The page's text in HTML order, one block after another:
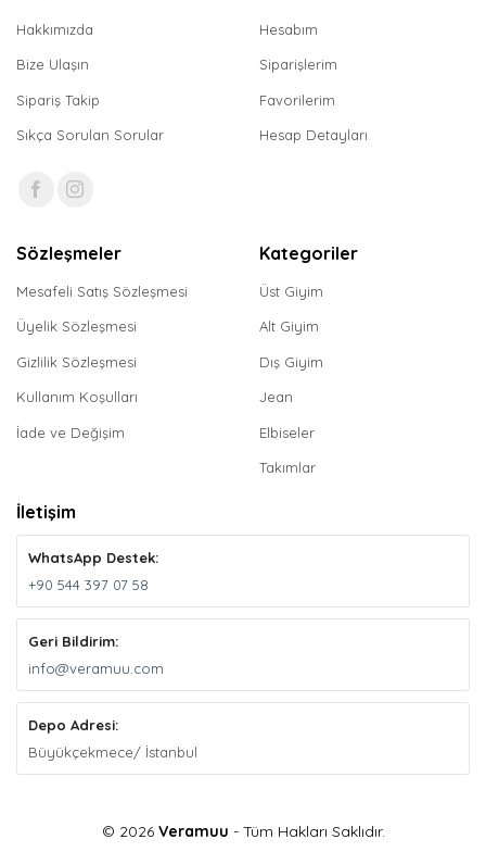
Hakkımızda
Bize Ulaşın
Sipariş Takip
Sıkça Sorulan Sorular
Hesabım
Siparişlerim
Favorilerim
Hesap Detayları
Sözleşmeler
Mesafeli Satış Sözleşmesi
Üyelik Sözleşmesi
Gizlilik Sözleşmesi
Kullanım Koşulları
İade ve Değişim
Kategoriler
Üst Giyim
Alt Giyim
Dış Giyim
Jean
Elbiseler
Takımlar
İletişim
WhatsApp Destek:
+90 544 397 07 58
Geri Bildirim:
info@veramuu.com
Depo Adresi:
Büyükçekmece/ İstanbul
© 2026 Veramuu - Tüm Hakları Saklıdır.